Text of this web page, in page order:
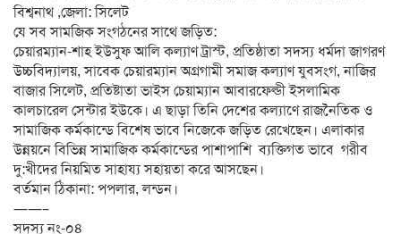
বিশ্বনাথ ,জেলা: সিলেট
যে সব সামজিক সংগঠনের সাথে জড়িত:
চেয়ারম্যান-শাহ ইউসুফ আলি কল্যাণ ট্রাস্ট, প্রতিষ্ঠাতা সদস্য ধর্মদা জাগরণ
উচ্চবিদ্যালয়, সাবেক চেয়ারম্যান অগ্রগামী সমাজ কল্যাণ যুবসংগ, নাজির
বাজার সিলেট, প্রতিষ্টাতা ভাইস চেয়াম্যান আবারফেল্ডী ইসলামিক
কালচারেল সেন্টার ইউকে। এ ছাড়া তিনি দেশের কল্যাণে রাজনৈতিক ও
সামাজিক কর্মকান্ডে বিশেষ ভাবে নিজেকে জড়িত রেখেছেন। এলাকার
উন্নয়নে বিভিন্ন সামাজিক কর্মকান্ডের পাশাপাশি ব্যক্তিগত ভাবে গরীব
দু:খীদের নিয়মিত সাহায্য সহায়তা করে আসছেন।
বর্তমান ঠিকানা: পপলার, লন্ডন।
——–
সদস্য নং-০৪